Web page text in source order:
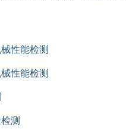
性能检测
性能检测
测